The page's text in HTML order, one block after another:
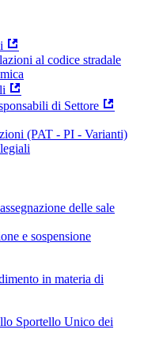
al codice stradale
di Settore
(PAT - PI - Varianti)
delle sale
e sospensione
in materia di
Sportello Unico dei